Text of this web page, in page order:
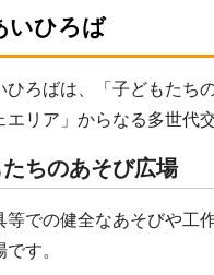
いひろば
ひろばは、「子どもたち
エリア」からなる多世
ちのあそび広場
等での健全なあそびや工
す。